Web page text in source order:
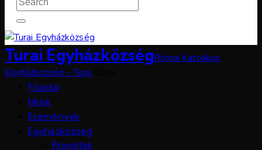
Turai EgyházközségRómai Katolikus
Egyházközség – Tura
Főoldal
Hírek
Események
Egyházközség
Projektek